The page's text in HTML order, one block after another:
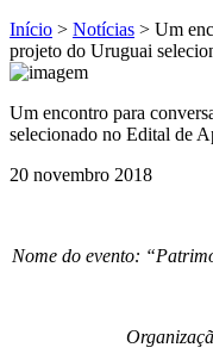
Início > Notícias > Um
projeto do Uruguai
Um encontro para
selecionado no Edital de
20 novembro 2018
Nome do evento: